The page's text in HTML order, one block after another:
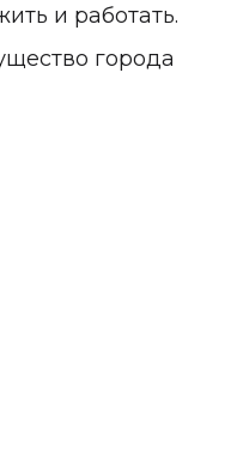
и работать.
города